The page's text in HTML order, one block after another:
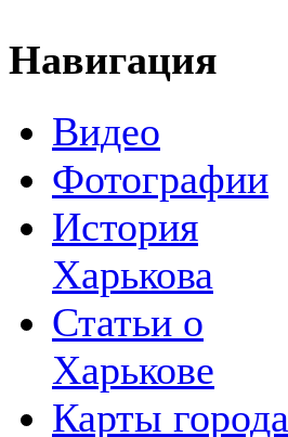
Навигация
Видео
Фотографии
История
Харькова
Статьи о
Харькове
Карты города